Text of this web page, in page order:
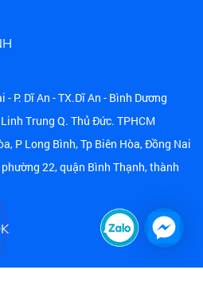
P. Dĩ An - TX.Dĩ An - Bình Dương
Trung Q. Thủ Đức. TPHCM
P Long Bình, Tp Biên Hòa, Đồng Nai
22, quận Bình Thạnh, thành